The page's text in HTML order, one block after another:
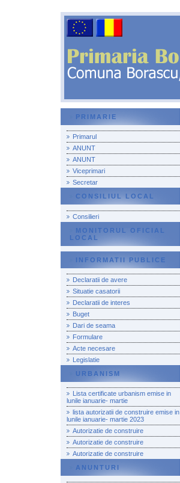
PRIMARIE
Primarul
ANUNT
ANUNT
Viceprimari
Secretar
CONSILIUL LOCAL
Consilieri
MONITORUL OFICIAL
LOCAL
INFORMATII PUBLICE
Declaratii de avere
Situatie casatorii
Declaratii de interes
Buget
Dari de seama
Formulare
Acte necesare
Legislatie
URBANISM
Lista certificate urbanism emise in
lunile ianuarie- martie
lista autorizatii de construire emise in
lunile ianuarie- martie 2023
Autorizatie de construire
Autorizatie de construire
Autorizatie de construire
ANUNTURI